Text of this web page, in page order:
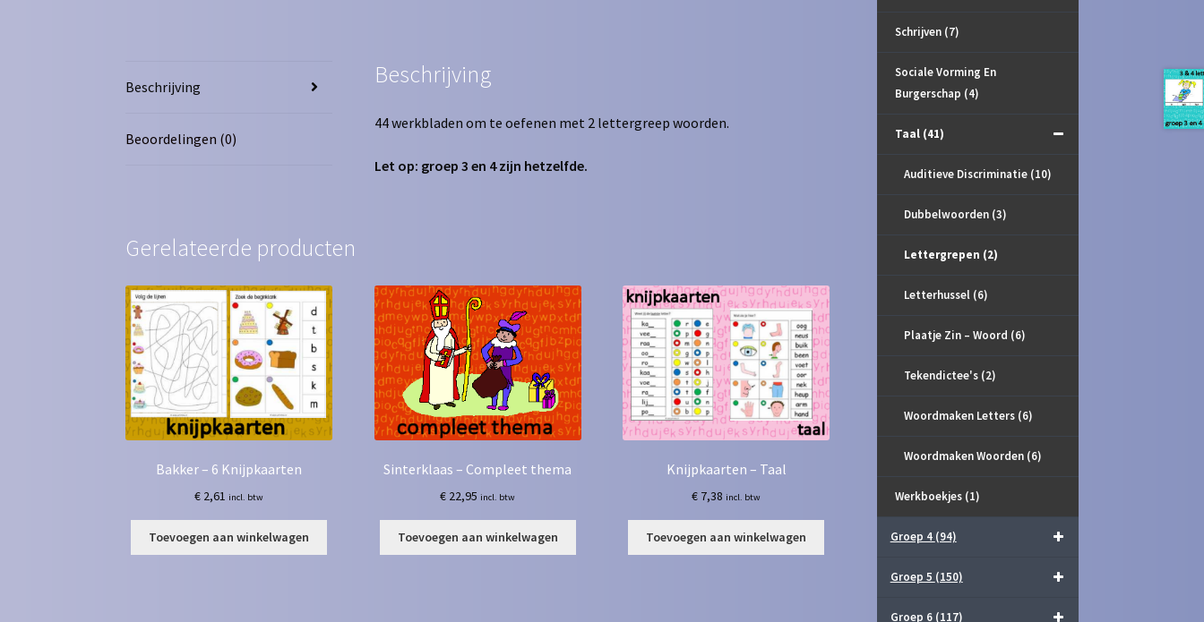
Beschrijving
Beoordelingen (0)
Beschrijving
44 werkbladen om te oefenen met 2 lettergreep woorden.
Let op: groep 3 en 4 zijn hetzelfde.
Gerelateerde producten
Bakker – 6 Knijpkaarten
€ 2,61 incl. btw
Toevoegen aan winkelwagen
Sinterklaas – Compleet thema
€ 22,95 incl. btw
Toevoegen aan winkelwagen
Knijpkaarten – Taal
€ 7,38 incl. btw
Toevoegen aan winkelwagen
Schrijven (7)
Sociale Vorming En
Burgerschap (4)
Taal (41)
Auditieve Discriminatie (10)
Dubbelwoorden (3)
Lettergrepen (2)
Letterhussel (6)
Plaatje Zin – Woord (6)
Tekendictee's (2)
Woordmaken Letters (6)
Woordmaken Woorden (6)
Werkboekjes (1)
Groep 4 (94)
Groep 5 (150)
Groep 6 (117)